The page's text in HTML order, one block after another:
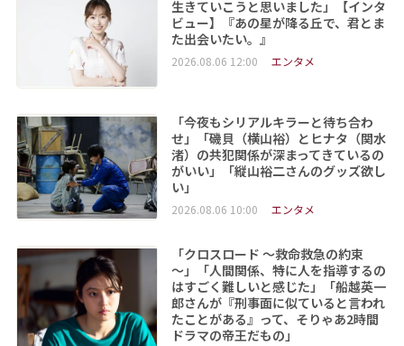
生きていこうと思いました」【インタ
ビュー】『あの星が降る丘で、君とま
た出会いたい。』
2026.08.06 12:00 エンタメ
「今夜もシリアルキラーと待ち合わ
せ」「磯貝（横山裕）とヒナタ（関水
渚）の共犯関係が深まってきているの
がいい」「縦山裕二さんのグッズ欲し
い」
2026.08.06 10:00 エンタメ
「クロスロード ～救命救急の約束
～」「人間関係、特に人を指導するの
はすごく難しいと感じた」「船越英一
郎さんが『刑事面に似ていると言われ
たことがある』って、そりゃあ2時間
ドラマの帝王だもの」